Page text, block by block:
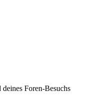
Foren-Besuchs